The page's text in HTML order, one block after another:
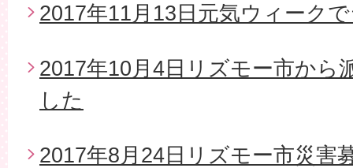
2017年11月13日元気ウィーク
2017年10月4日リズモー市から
した
2017年8月24日リズモー市災害